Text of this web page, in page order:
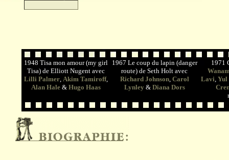
1948 Tisa mon amour (my girl
Tisa) de Elliott Nugent avec
Lilli Palmer, Akim Tamiroff,
Alan Hale & Hugo Haas
1967 Le coup du lapin (danger
route) de Seth Holt avec
Richard Johnson, Carol
Lynley & Diana Dors
1971
Lavi, Yul